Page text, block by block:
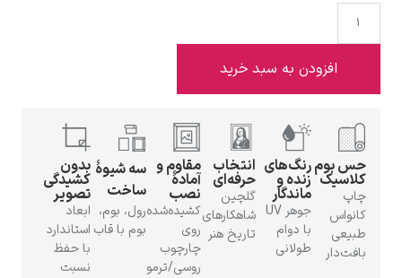
ادگار دگا
به سبد خرید
جوهر UV
انتخاب
حرفه‌ای
گلچین
شاهکارهای
تاریخ هنر
مقاوم و
آمادهٔ
نصب
کشیده‌شده
روی
چارچوب
سه شیوهٔ
ساخت
رول، بوم،
بوم با قاب
بدون
کشیدگی
تصویر
ابعاد
استاندارد
با حفظ
نسبت